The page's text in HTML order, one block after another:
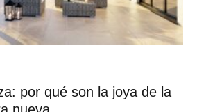
por qué son la joya de la